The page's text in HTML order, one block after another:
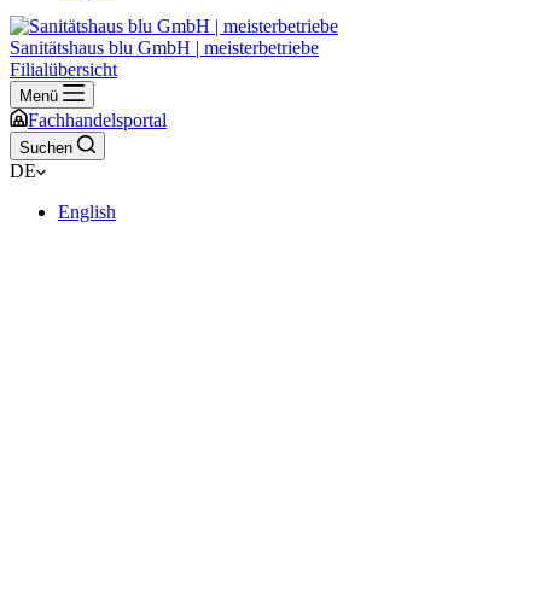
Sanitätshaus blu GmbH | meisterbetriebe
Filialübersicht
Menü
Fachhandelsportal
Suchen
DE
English